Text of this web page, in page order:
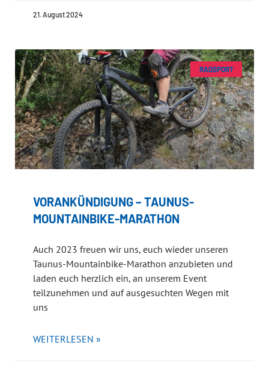
21. August 2024
RADSPORT
VORANKÜNDIGUNG – TAUNUS-
MOUNTAINBIKE-MARATHON
Auch 2023 freuen wir uns, euch wieder unseren
Taunus-Mountainbike-Marathon anzubieten und
laden euch herzlich ein, an unserem Event
teilzunehmen und auf ausgesuchten Wegen mit
uns
WEITERLESEN »